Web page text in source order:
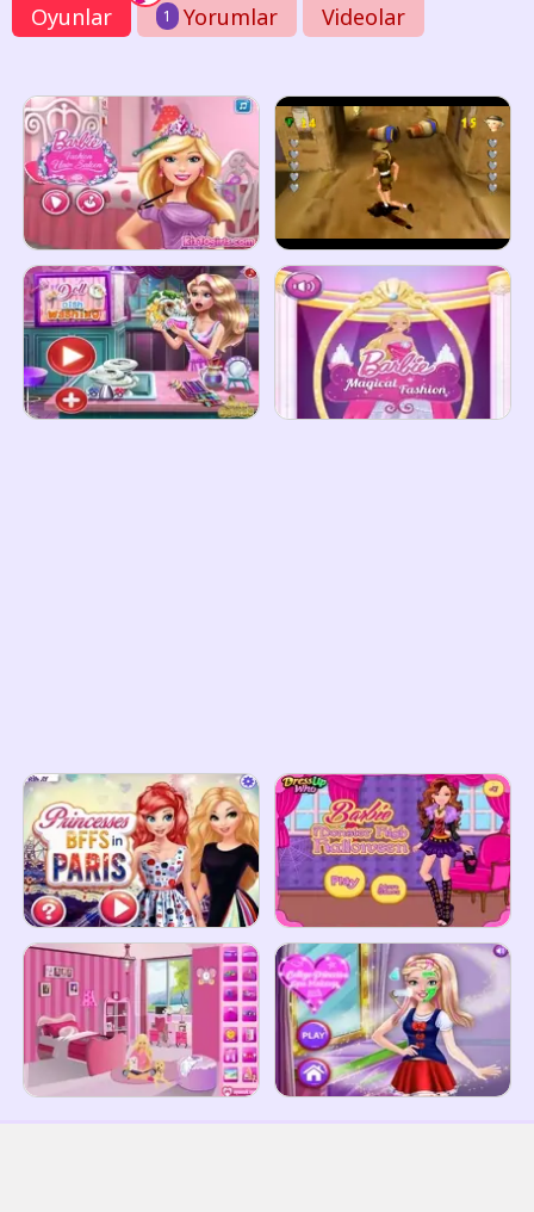
Oyunlar 1 Yorumlar Videolar